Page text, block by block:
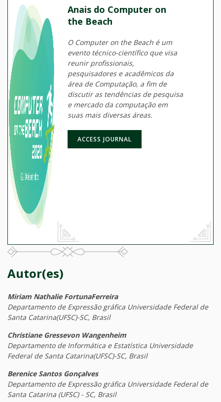
Anais do Computer on
the Beach
O Computer on the Beach é um
evento técnico-científico que visa
reunir profissionais,
pesquisadores e acadêmicos da
área de Computação, a fim de
discutir as tendências de pesquisa
e mercado da computação em
suas mais diversas áreas.
ACCESS JOURNAL
Autor(es)
Miriam Nathalie FortunaFerreira
Departamento de Expressão gráfica Universidade Federal de
Santa Catarina(UFSC)-SC, Brasil
Christiane Gressevon Wangenheim
Departamento de Informática e Estatística Universidade
Federal de Santa Catarina(UFSC)-SC, Brasil
Berenice Santos Gonçalves
Departamento de Expressão gráfica Universidade Federal de
Santa Catarina (UFSC) - SC, Brasil